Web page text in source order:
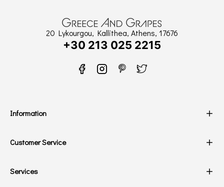
20 Lykourgou, Kallithea, Athens, 17676
+30 213 025 2215
Information
Customer Service
Services